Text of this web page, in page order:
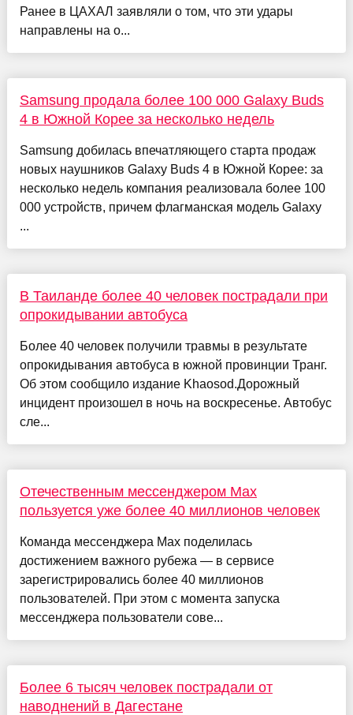
Ранее в ЦАХАЛ заявляли о том, что эти удары
направлены на о...
Samsung продала более 100 000 Galaxy Buds
4 в Южной Корее за несколько недель
Samsung добилась впечатляющего старта продаж
новых наушников Galaxy Buds 4 в Южной Корее: за
несколько недель компания реализовала более 100
000 устройств, причем флагманская модель Galaxy
...
В Таиланде более 40 человек пострадали при
опрокидывании автобуса
Более 40 человек получили травмы в результате
опрокидывания автобуса в южной провинции Транг.
Об этом сообщило издание Khaosod.Дорожный
инцидент произошел в ночь на воскресенье. Автобус
сле...
Отечественным мессенджером Max
пользуется уже более 40 миллионов человек
Команда мессенджера Max поделилась
достижением важного рубежа — в сервисе
зарегистрировались более 40 миллионов
пользователей. При этом с момента запуска
мессенджера пользователи сове...
Более 6 тысяч человек пострадали от
наводнений в Дагестане